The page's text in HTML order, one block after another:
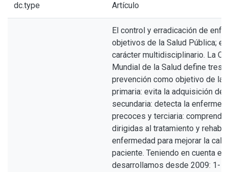
dc.type Artículo
El control y erradicación de
objetivos de la Salud Pública;
carácter multidisciplinario. La
Mundial de la Salud define tres
prevención como objetivo de la
primaria: evita la adquisición de
secundaria: detecta la
precoces y terciaria:
dirigidas al tratamiento y
enfermedad para mejorar la
paciente. Teniendo en cuenta
desarrollamos desde 2009: 1-